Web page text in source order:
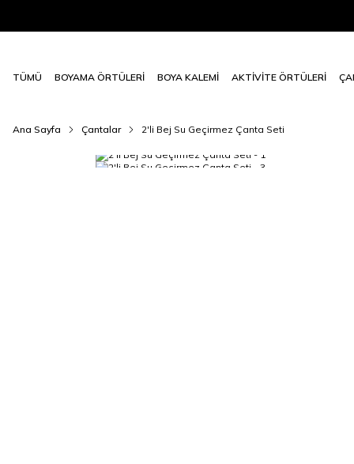
TÜMÜ BOYAMA ÖRTÜLERİ BOYA KALEMİ AKTİVİTE ÖRTÜLERİ
Ana Sayfa Çantalar 2'li Bej Su Geçirmez Çanta Seti